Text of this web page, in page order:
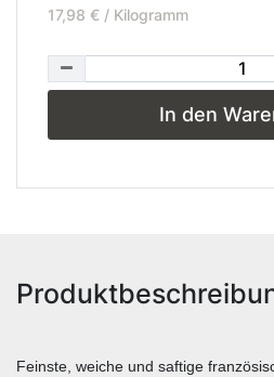
17,98 € / Kilogramm
In den
Feinste, weiche und saftige